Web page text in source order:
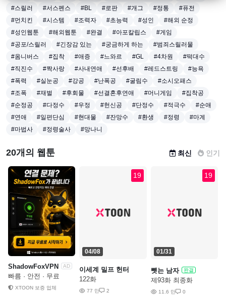
#스릴러
#서스펜스 #BL #로판 #개그 #정통
#퓨전
#먼치킨
#시스템 #조력자 #초능력 #성인
#해외 순정
#성인웹툰
#해외웹툰 #완결 #아포칼립스
#게임
#공포/스릴러
#긴장감 있는 #궁금하게 하는
#범죄스릴러물
#옴니버스
#집착 #애증 #느와르 #GL #4차원
#떡대수
#직진수
#짝사랑 #사내연애 #선후배 #레드스트링
#능욕
#폭력
#실눈공 #강공 #난폭공 #굴림수
#소시오패스
#조폭
#재벌 #후회물 #선결혼후연애 #머니게임
#집착공
#순정공
#다정수 #우정 #헌신공 #단정수 #적극수
#순애
#연애
#일편단심 #현대물 #잔망수 #환생 #정령
#마계
#마법사
#정령술사 #망나니
20개의 웹툰 최신 인기
ShadowFoxVPN AD
빠름 · 안전 · 무료
XTOON 보증 업체
19
04/08
이세계 밀프 헌터
122화
77 만 2
19
01/31
뺏는 남자 완결
제93화 최종화
11.6 만 0